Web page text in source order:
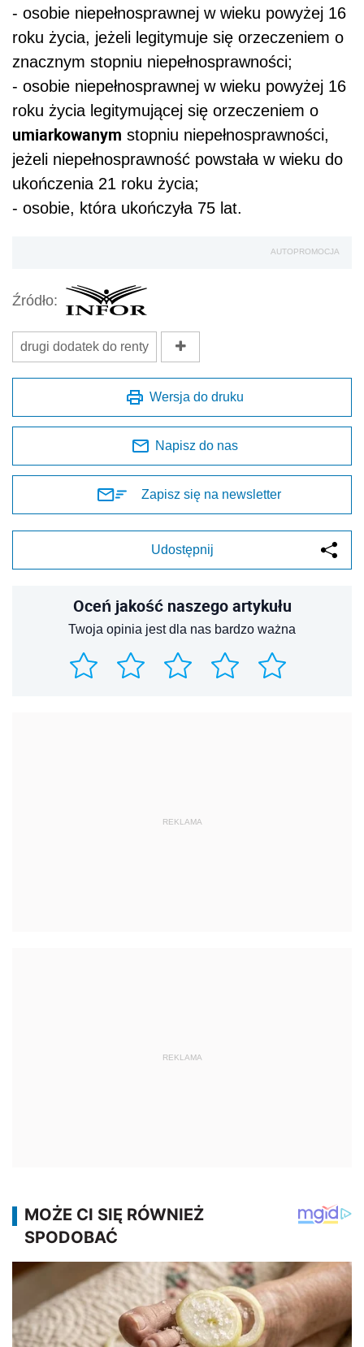
- osobie niepełnosprawnej w wieku powyżej 16
roku życia, jeżeli legitymuje się orzeczeniem o
znacznym stopniu niepełnosprawności;
- osobie niepełnosprawnej w wieku powyżej 16
roku życia legitymującej się orzeczeniem o
umiarkowanym stopniu niepełnosprawności,
jeżeli niepełnosprawność powstała w wieku do
ukończenia 21 roku życia;
- osobie, która ukończyła 75 lat.
AUTOPROMOCJA
Źródło:
drugi dodatek do renty
Wersja do druku
Napisz do nas
Zapisz się na newsletter
Udostępnij
Oceń jakość naszego artykułu
Twoja opinia jest dla nas bardzo ważna
REKLAMA
REKLAMA